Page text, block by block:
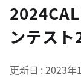
ンテス
更新日 2023年